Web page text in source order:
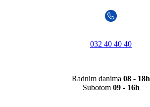
032 40 40 40
Radnim danima 08 - 18h
Subotom 09 - 16h